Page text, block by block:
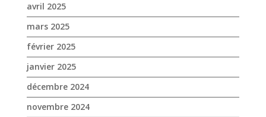
avril 2025
mars 2025
février 2025
janvier 2025
décembre 2024
novembre 2024